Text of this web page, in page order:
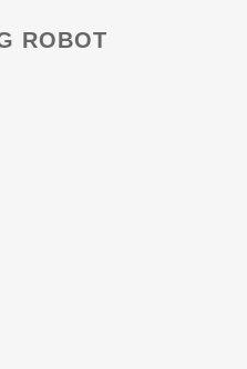
ROBOT